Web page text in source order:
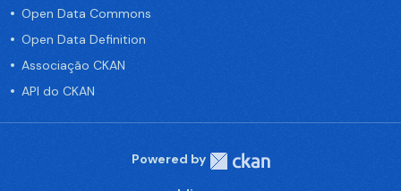
Open Data Commons
Open Data Definition
Associação CKAN
API do CKAN
Powered by